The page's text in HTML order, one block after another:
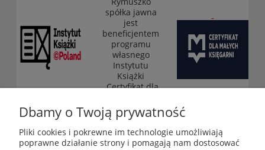
spółka jawna
jest
beneficjentem
programu
własnego
Instytutu
Książki
„Certyfikat dla
księgarni”
(edycja 2025-
2026)
Dbamy o Twoją prywatność
Pliki cookies i pokrewne im technologie umożliwiają
poprawne działanie strony i pomagają nam dostosować